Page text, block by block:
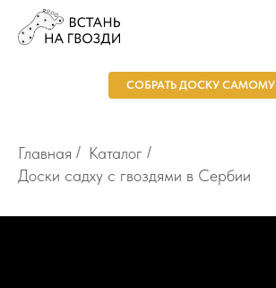
СОБРАТЬ ДОСКУ САМОМУ
Главная / Каталог /
Доски садху с гвоздями в Сербии